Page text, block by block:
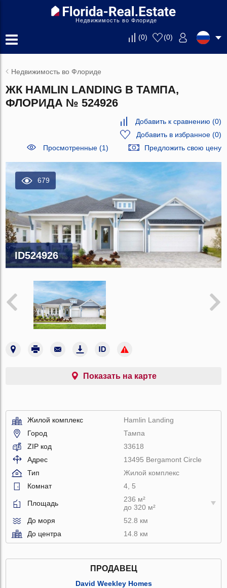
Недвижимость во Флориде
(0) (0)
Недвижимость во Флориде
ЖК HAMLIN LANDING В ТАМПА,
ФЛОРИДА № 524926
Добавить к сравнению (0)
Добавить в избранное(0)
Просмотренные (1)
Предложить свою цену
679
ID524926
Показать на карте
Жилой комплекс
Hamlin Landing
Город
Тампа
ZIP код
33618
Адрес
13495 Bergamont Circle
Тип
Жилой комплекс
Комнат
4, 5
Площадь
236 м²
до 320 м²
До моря
52.8 км
До центра
14.8 км
ПРОДАВЕЦ
David Weekley Homes